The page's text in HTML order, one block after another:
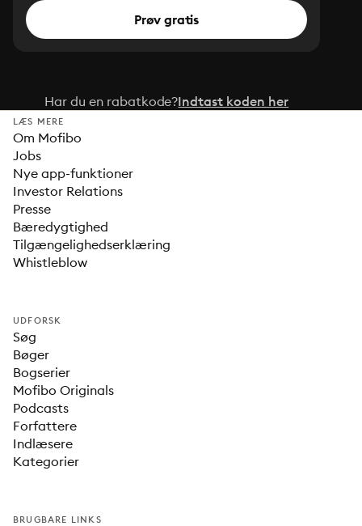
Prøv gratis
Har du en rabatkode?Indtast koden her
LÆS MERE
Om Mofibo
Jobs
Nye app-funktioner
Investor Relations
Presse
Bæredygtighed
Tilgængelighedserklæring
Whistleblow
UDFORSK
Søg
Bøger
Bogserier
Mofibo Originals
Podcasts
Forfattere
Indlæsere
Kategorier
BRUGBARE LINKS